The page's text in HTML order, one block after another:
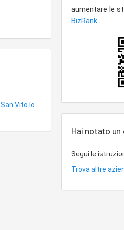
San Vito lo
Hai notato un
Segui le
Trova altre